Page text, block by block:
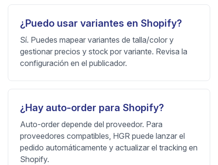
¿Puedo usar variantes en Shopify?
Sí. Puedes mapear variantes de talla/color y
gestionar precios y stock por variante. Revisa la
configuración en el publicador.
¿Hay auto-order para Shopify?
Auto-order depende del proveedor. Para
proveedores compatibles, HGR puede lanzar el
pedido automáticamente y actualizar el tracking en
Shopify.